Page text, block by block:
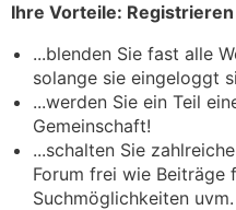
Ihre Vorteile:
...blenden Sie fast alle
solange sie eingeloggt
...werden Sie ein Teil
Gemeinschaft!
...schalten Sie
Forum frei wie Beiträge
Suchmöglichkeiten uvm.